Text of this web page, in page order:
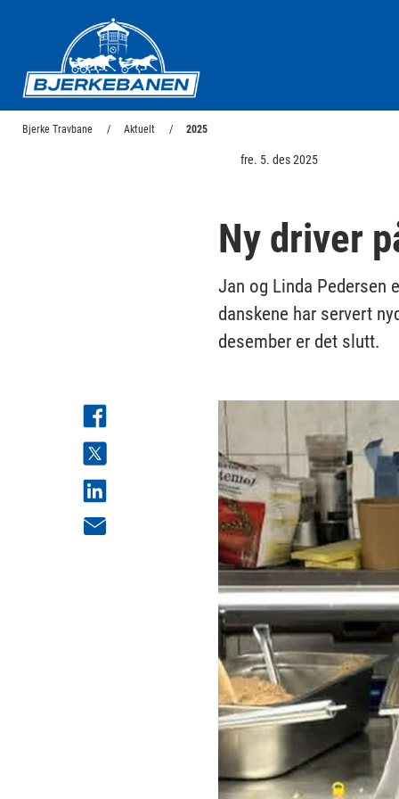
Bjerke Travbane Aktuelt 2025
fre. 5. des 2025
Ny driver
Jan og Linda Pedersen
danskene har servert
desember er det slutt.